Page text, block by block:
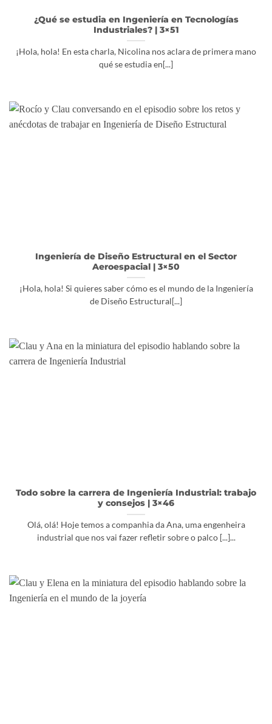
¿Qué se estudia en Ingeniería en Tecnologías
Industriales? | 3×51
¡Hola, hola! En esta charla, Nicolina nos aclara de primera mano
qué se estudia en[...]
Ingeniería de Diseño Estructural en el Sector
Aeroespacial | 3×50
¡Hola, hola! Si quieres saber cómo es el mundo de la Ingeniería
de Diseño Estructural[...]
Todo sobre la carrera de Ingeniería Industrial: trabajo
y consejos | 3×46
Olá, olá! Hoje temos a companhia da Ana, uma engenheira
industrial que nos vai fazer refletir sobre o palco [...]...